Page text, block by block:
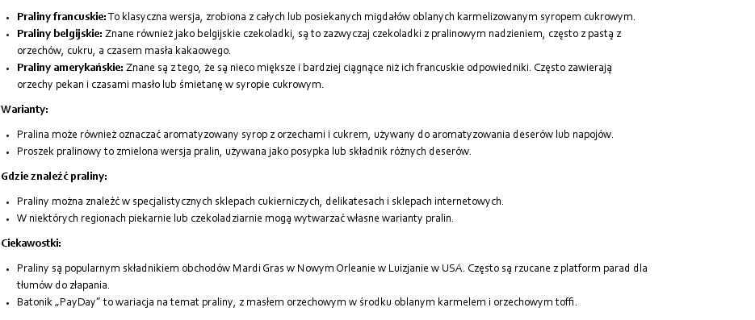
Praliny francuskie: To klasyczna wersja, zrobiona z całych lub posiekanych migdałów oblanych karmelizowanym syropem cukrowym.
Praliny belgijskie: Znane również jako belgijskie czekoladki, są to zazwyczaj czekoladki z pralinowym nadzieniem, często z pastą z
orzechów, cukru, a czasem masła kakaowego.
Praliny amerykańskie: Znane są z tego, że są nieco miększe i bardziej ciągnące niż ich francuskie odpowiedniki. Często zawierają
orzechy pekan i czasami masło lub śmietanę w syropie cukrowym.
Warianty:
Pralina może również oznaczać aromatyzowany syrop z orzechami i cukrem, używany do aromatyzowania deserów lub napojów.
Proszek pralinowy to zmielona wersja pralin, używana jako posypka lub składnik różnych deserów.
Gdzie znaleźć praliny:
Praliny można znaleźć w specjalistycznych sklepach cukierniczych, delikatesach i sklepach internetowych.
W niektórych regionach piekarnie lub czekoladziarnie mogą wytwarzać własne warianty pralin.
Ciekawostki:
Praliny są popularnym składnikiem obchodów Mardi Gras w Nowym Orleanie w Luizjanie w USA. Często są rzucane z platform parad dla
tłumów do złapania.
Batonik „PayDay” to wariacja na temat praliny, z masłem orzechowym w środku oblanym karmelem i orzechowym toffi.